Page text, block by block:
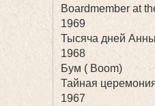
Boardmember at
1969
Тысяча дней
1968
Бум ( Boom)
Тайная
1967